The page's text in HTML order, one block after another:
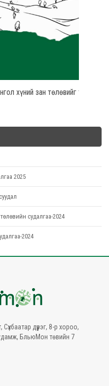
хүний зан төлөвийг
2025
судалгаа-2024
2024
дүүрэг, 8-р хороо,
БльюМон төвийн 7